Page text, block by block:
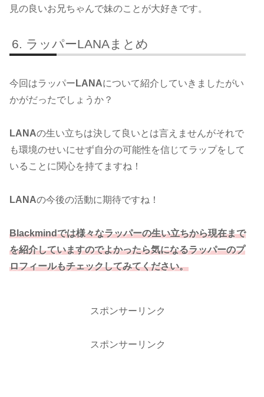
見の良いお兄ちゃんで妹のことが大好きです。
ラッパーLANAまとめ
今回はラッパー LANAについて紹介していきましたがい
かがだったでしょうか？
LANAの生い立ちは決して良いとは言えませんがそれで
も環境のせいにせず自分の可能性を信じてラップをして
いることに関心を持てますね！
LANAの今後の活動に期待ですね！
Blackmindでは様々なラッパーの生い立ちから現在まで
を紹介していますのでよかったら気になるラッパーのプ
ロフィールもチェックしてみてください。
スポンサーリンク
スポンサーリンク